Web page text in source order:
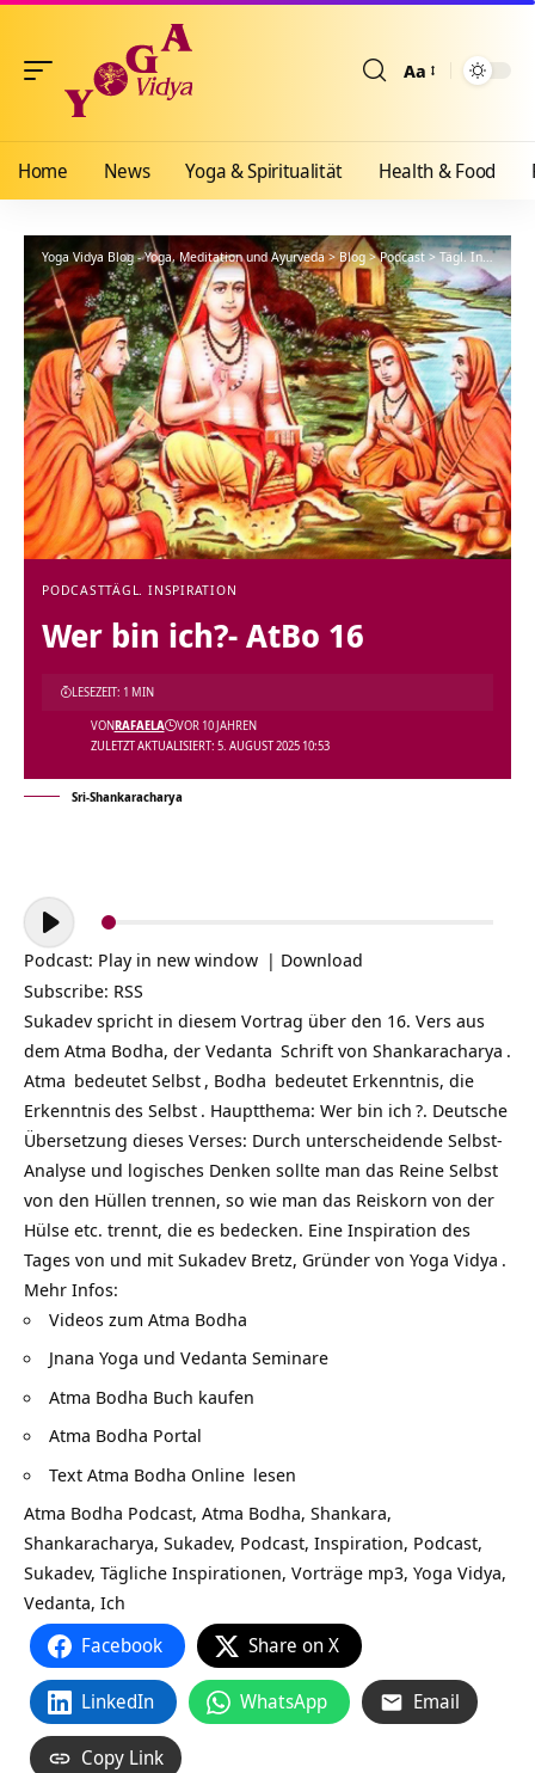
Aa
Home News Yoga & Spiritualität Health & Food
Yoga Vidya Blog - Yoga, Meditation und Ayurveda>Blog>Podcast>Tägl. Inspiration
PODCASTTÄGL. INSPIRATION
Wer bin ich?- AtBo 16
ZULETZT AKTUALISIERT: 5. AUGUST 2025 10:53
VONRAFAELA VOR 10 JAHREN
LESEZEIT: 1 MIN
Sri-Shankaracharya
Audio-
Player
Podcast: Play in new window | Download
Subscribe: RSS
Sukadev spricht in diesem Vortrag über den 16. Vers aus
dem Atma Bodha, der Vedanta Schrift von Shankaracharya .
Atma bedeutet Selbst , Bodha bedeutet Erkenntnis, die
Erkenntnisdes Selbst . Hauptthema: Wer bin ich ?. Deutsche
Übersetzung dieses Verses: Durch unterscheidende Selbst-
Analyse und logisches Denken sollte man das Reine Selbst
von den Hüllen trennen, so wie man das Reiskorn von der
Hülse etc. trennt, die es bedecken. Eine Inspiration des
Tages von und mit Sukadev Bretz, Gründer von Yoga Vidya .
Mehr Infos:
Videos zum Atma Bodha
Jnana Yoga und Vedanta Seminare
Atma Bodha Buch kaufen
Atma Bodha Portal
Text Atma Bodha Online lesen
Atma Bodha Podcast, Atma Bodha, Shankara,
Shankaracharya, Sukadev, Podcast, Inspiration, Podcast,
Sukadev, Tägliche Inspirationen, Vorträge mp3, Yoga Vidya,
Vedanta, Ich
Facebook Share on X
LinkedIn WhatsApp Email
Copy Link